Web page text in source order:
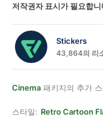
저작권자 표시가 필요합니
Stickers
43,864의 리
Cinema 패키지의 추가
스타일: Retro Cartoon